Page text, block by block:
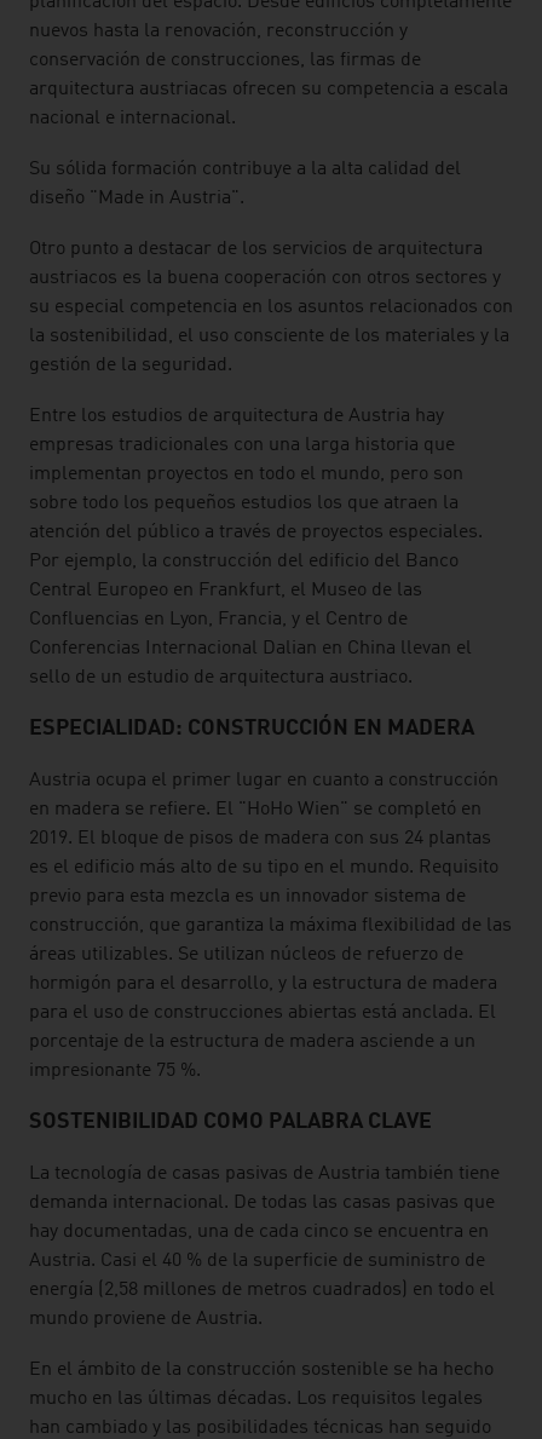
nuevos hasta la renovación, reconstrucción y
conservación de construcciones, las firmas de
arquitectura austriacas ofrecen su competencia a escala
nacional e internacional.
Su sólida formación contribuye a la alta calidad del
diseño "Made in Austria".
Otro punto a destacar de los servicios de arquitectura
austriacos es la buena cooperación con otros sectores y
su especial competencia en los asuntos relacionados con
la sostenibilidad, el uso consciente de los materiales y la
gestión de la seguridad.
Entre los estudios de arquitectura de Austria hay
empresas tradicionales con una larga historia que
implementan proyectos en todo el mundo, pero son
sobre todo los pequeños estudios los que atraen la
atención del público a través de proyectos especiales.
Por ejemplo, la construcción del edificio del Banco
Central Europeo en Frankfurt, el Museo de las
Confluencias en Lyon, Francia, y el Centro de
Conferencias Internacional Dalian en China llevan el
sello de un estudio de arquitectura austriaco.
ESPECIALIDAD: CONSTRUCCIÓN EN MADERA
Austria ocupa el primer lugar en cuanto a construcción
en madera se refiere. El "HoHo Wien" se completó en
2019. El bloque de pisos de madera con sus 24 plantas
es el edificio más alto de su tipo en el mundo. Requisito
previo para esta mezcla es un innovador sistema de
construcción, que garantiza la máxima flexibilidad de las
áreas utilizables. Se utilizan núcleos de refuerzo de
hormigón para el desarrollo, y la estructura de madera
para el uso de construcciones abiertas está anclada. El
porcentaje de la estructura de madera asciende a un
impresionante 75 %.
SOSTENIBILIDAD COMO PALABRA CLAVE
La tecnología de casas pasivas de Austria también tiene
demanda internacional. De todas las casas pasivas que
hay documentadas, una de cada cinco se encuentra en
Austria. Casi el 40 % de la superficie de suministro de
energía (2,58 millones de metros cuadrados) en todo el
mundo proviene de Austria.
En el ámbito de la construcción sostenible se ha hecho
mucho en las últimas décadas. Los requisitos legales
han cambiado y las posibilidades técnicas han seguido